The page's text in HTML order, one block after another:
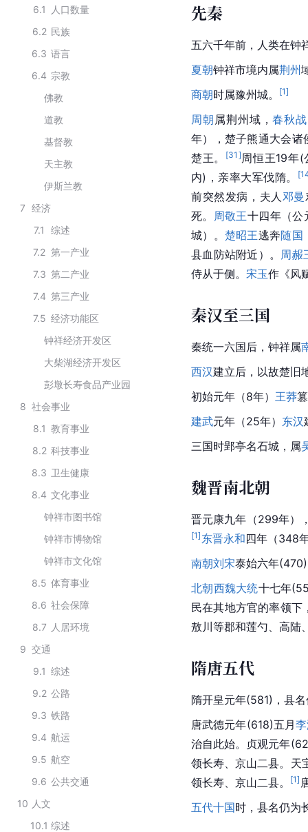
6.1
人口数量
6.2 民族
6.3 语言
6.4 宗教
佛教
道教
基督教
天主教
伊斯兰教
7 经济
7.1
综述
7.2 第一产业
7.3 第二产业
7.4 第三产业
7.5 经济功能区
钟祥经济开发区
大柴湖经济开发区
彭墩长寿食品产业园
8 社会事业
8.1 教育事业
8.2 科技事业
8.3 卫生健康
8.4 文化事业
钟祥市图书馆
钟祥市博物馆
钟祥市文化馆
8.5 体育事业
8.6 社会保障
8.7 人居环境
9 交通
9.1 综述
9.2 公路
9.3 铁路
9.4 航运
9.5 航空
9.6 公共交通
10 人文
10.1 综述
先秦
五六千年前，人类在钟
夏朝钟祥市境内属荆州
商朝时属豫州城。 [1]
周朝 属荆州域，春秋
年），楚子熊通大会诸
楚王。
[31 ] 周恒王19年(
内)，亲率大军伐隋。
[
前突然发病，夫人 邓曼
死。
周敬王十四年（
城）。 楚昭王逃奔随国
县血防站附近）。 周赧
侍从于侧。 宋玉作《风
秦汉至三国
秦统一六国后，钟祥属
西汉建立后，以故楚旧
初始元年（8年） 王莽
建武元年（25年） 东汉
三国时郢亭名石城 ，属
魏晋南北朝
晋元康九年（299年）
[1] 东晋永和四年（348
南朝刘宋泰始六年
北朝西魏大统十七年
民在其地方官的率领下
敖川等郡和莲勺、高陆
隋唐五代
隋开皇元年(581)，县
唐武德元年(618)五月
治自此始。贞观元年
领长寿、京山二县。 天
领长寿、京山二县。
[1]
五代十国时，县名仍为